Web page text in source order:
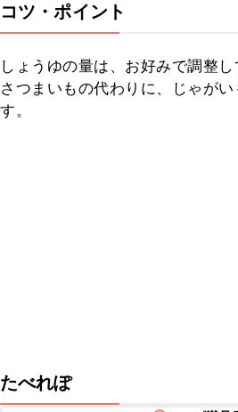
コツ・ポイント
しょうゆの量は、お好みで調整し
さつまいもの代わりに、じゃが
す。
たべれぽ